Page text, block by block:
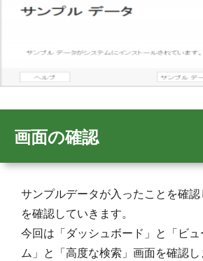
画面の確認
サンプルデータが入ったことを確
を確認していきます。
今回は「ダッシュボード」と「ビ
ム」と「高度な検索」画面を確認